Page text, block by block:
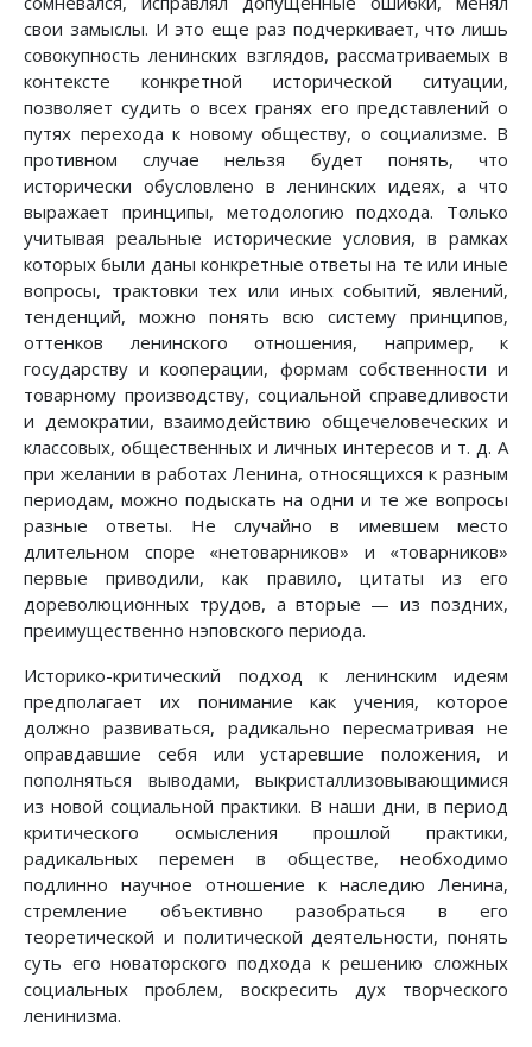
свои замыслы. И это еще раз подчеркивает, что лишь
совокупность ленинских взглядов, рассматриваемых в
контексте конкретной исторической ситуации,
позволяет судить о всех гранях его представлений о
путях перехода к новому обществу, о социализме. В
противном случае нельзя будет понять, что
исторически обусловлено в ленинских идеях, а что
выражает принципы, методологию подхода. Только
учитывая реальные исторические условия, в рамках
которых были даны конкретные ответы на те или иные
вопросы, трактовки тех или иных событий, явлений,
тенденций, можно понять всю систему принципов,
оттенков ленинского отношения, например, к
государству и кооперации, формам собственности и
товарному производству, социальной справедливости
и демократии, взаимодействию общечеловеческих и
классовых, общественных и личных интересов и т. д. А
при желании в работах Ленина, относящихся к разным
периодам, можно подыскать на одни и те же вопросы
разные ответы. Не случайно в имевшем место
длительном споре «нетоварников» и «товарников»
первые приводили, как правило, цитаты из его
дореволюционных трудов, а вторые — из поздних,
преимущественно нэповского периода.
Историко-критический подход к ленинским идеям
предполагает их понимание как учения, которое
должно развиваться, радикально пересматривая не
оправдавшие себя или устаревшие положения, и
пополняться выводами, выкристаллизовывающимися
из новой социальной практики. В наши дни, в период
критического осмысления прошлой практики,
радикальных перемен в обществе, необходимо
подлинно научное отношение к наследию Ленина,
стремление объективно разобраться в его
теоретической и политической деятельности, понять
суть его новаторского подхода к решению сложных
социальных проблем, воскресить дух творческого
ленинизма.